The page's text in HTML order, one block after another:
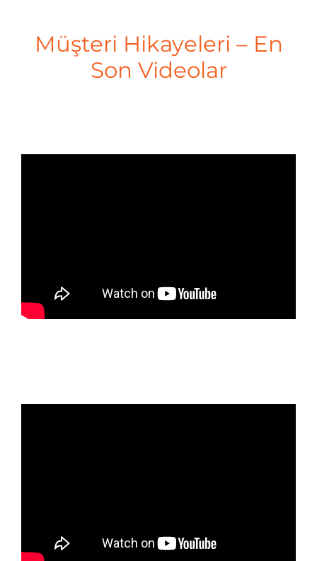
Müşteri Hikayeleri – En
Son Videolar